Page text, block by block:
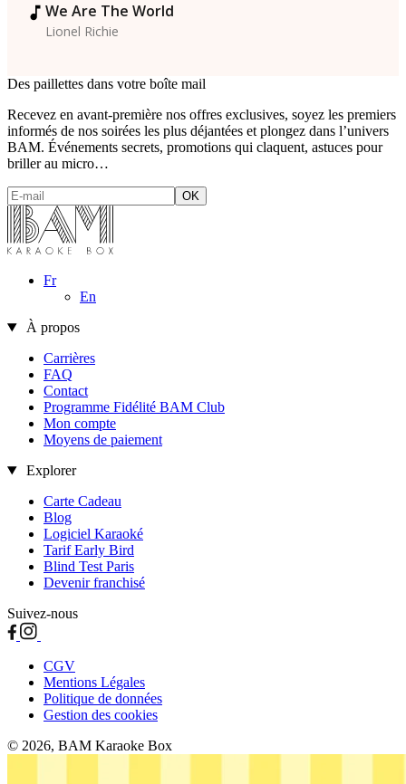
We Are The World
Lionel Richie
Des paillettes dans votre boîte mail
Recevez en avant-première nos offres exclusives, soyez les premiers
informés de nos soirées les plus déjantées et plongez dans l’univers
BAM. Événements secrets, promotions qui claquent, astuces pour
briller au micro…
Fr
En
À propos
Carrières
FAQ
Contact
Programme Fidélité BAM Club
Mon compte
Moyens de paiement
Explorer
Carte Cadeau
Blog
Logiciel Karaoké
Tarif Early Bird
Blind Test Paris
Devenir franchisé
Suivez-nous
CGV
Mentions Légales
Politique de données
Gestion des cookies
© 2026, BAM Karaoke Box